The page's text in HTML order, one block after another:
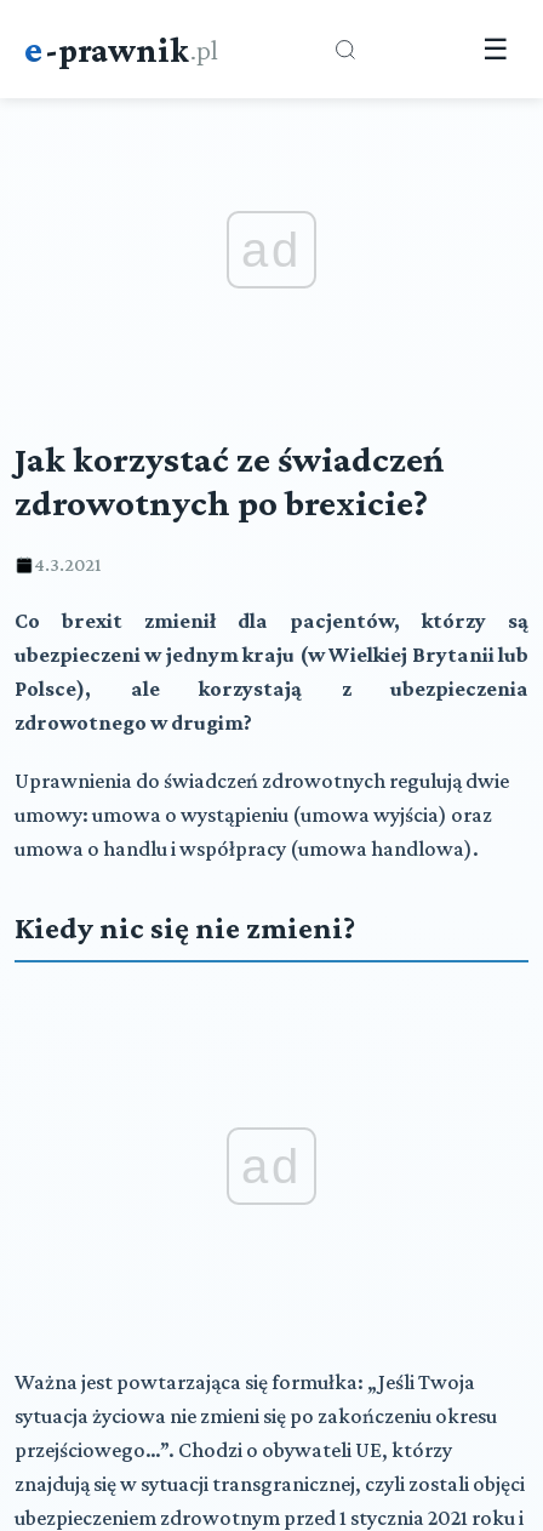
e-prawnik.pl ☰
ad
Jak korzystać ze świadczeń
zdrowotnych po brexicie?
4.3.2021
Co brexit zmienił dla pacjentów, którzy są
ubezpieczeni w jednym kraju (w Wielkiej Brytanii lub
Polsce), ale korzystają z ubezpieczenia
zdrowotnego w drugim?
Uprawnienia do świadczeń zdrowotnych regulują dwie
umowy: umowa o wystąpieniu (umowa wyjścia) oraz
umowa o handlu i współpracy (umowa handlowa).
Kiedy nic się nie zmieni?
ad
Ważna jest powtarzająca się formułka: „Jeśli Twoja
sytuacja życiowa nie zmieni się po zakończeniu okresu
przejściowego…”. Chodzi o obywateli UE, którzy
znajdują się w sytuacji transgranicznej, czyli zostali objęci
ubezpieczeniem zdrowotnym przed 1 stycznia 2021 roku i